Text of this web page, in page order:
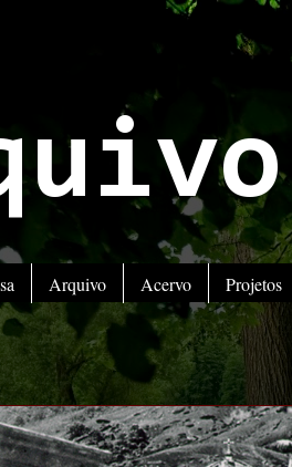
Arquivo Acervo Projetos